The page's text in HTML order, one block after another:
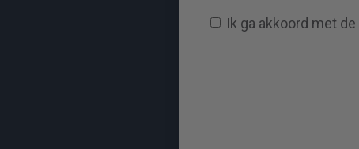
Ik ga akkoord met de